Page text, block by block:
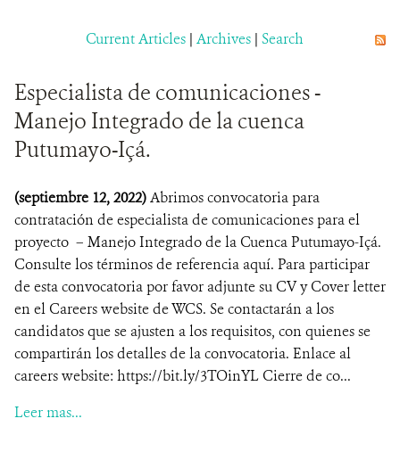
Current Articles | Archives | Search
Especialista de comunicaciones -
Manejo Integrado de la cuenca
Putumayo-Içá.
(septiembre 12, 2022)Abrimos convocatoria para
contratación de especialista de comunicaciones para el
proyecto – Manejo Integrado de la Cuenca Putumayo-Içá.
Consulte los términos de referencia aquí. Para participar
de esta convocatoria por favor adjunte su CV y Cover letter
en el Careers website de WCS. Se contactarán a los
candidatos que se ajusten a los requisitos, con quienes se
compartirán los detalles de la convocatoria. Enlace al
careers website: https://bit.ly/3TOinYL Cierre de co...
Leer mas...